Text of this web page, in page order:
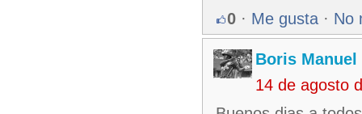
0 · Me gusta · No
Boris Manuel
14 de agosto